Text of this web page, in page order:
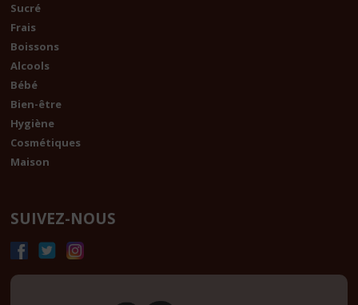
Sucré
Frais
Boissons
Alcools
Bébé
Bien-être
Hygiène
Cosmétiques
Maison
SUIVEZ-NOUS